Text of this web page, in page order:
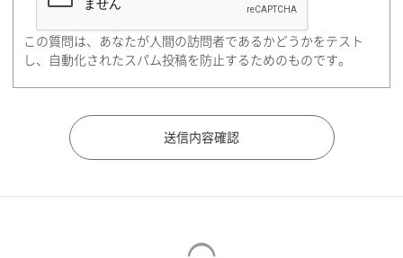
都道府県（勤務先）
この質問は、あなたが人間の訪問者であるかどうかをテスト
し、自動化されたスパム投稿を防止するためのものです。